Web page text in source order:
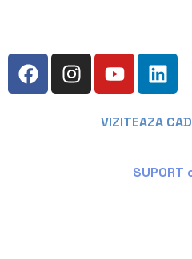
VIZITEAZA
SUPORT